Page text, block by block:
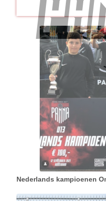
Nederlands kampioenen